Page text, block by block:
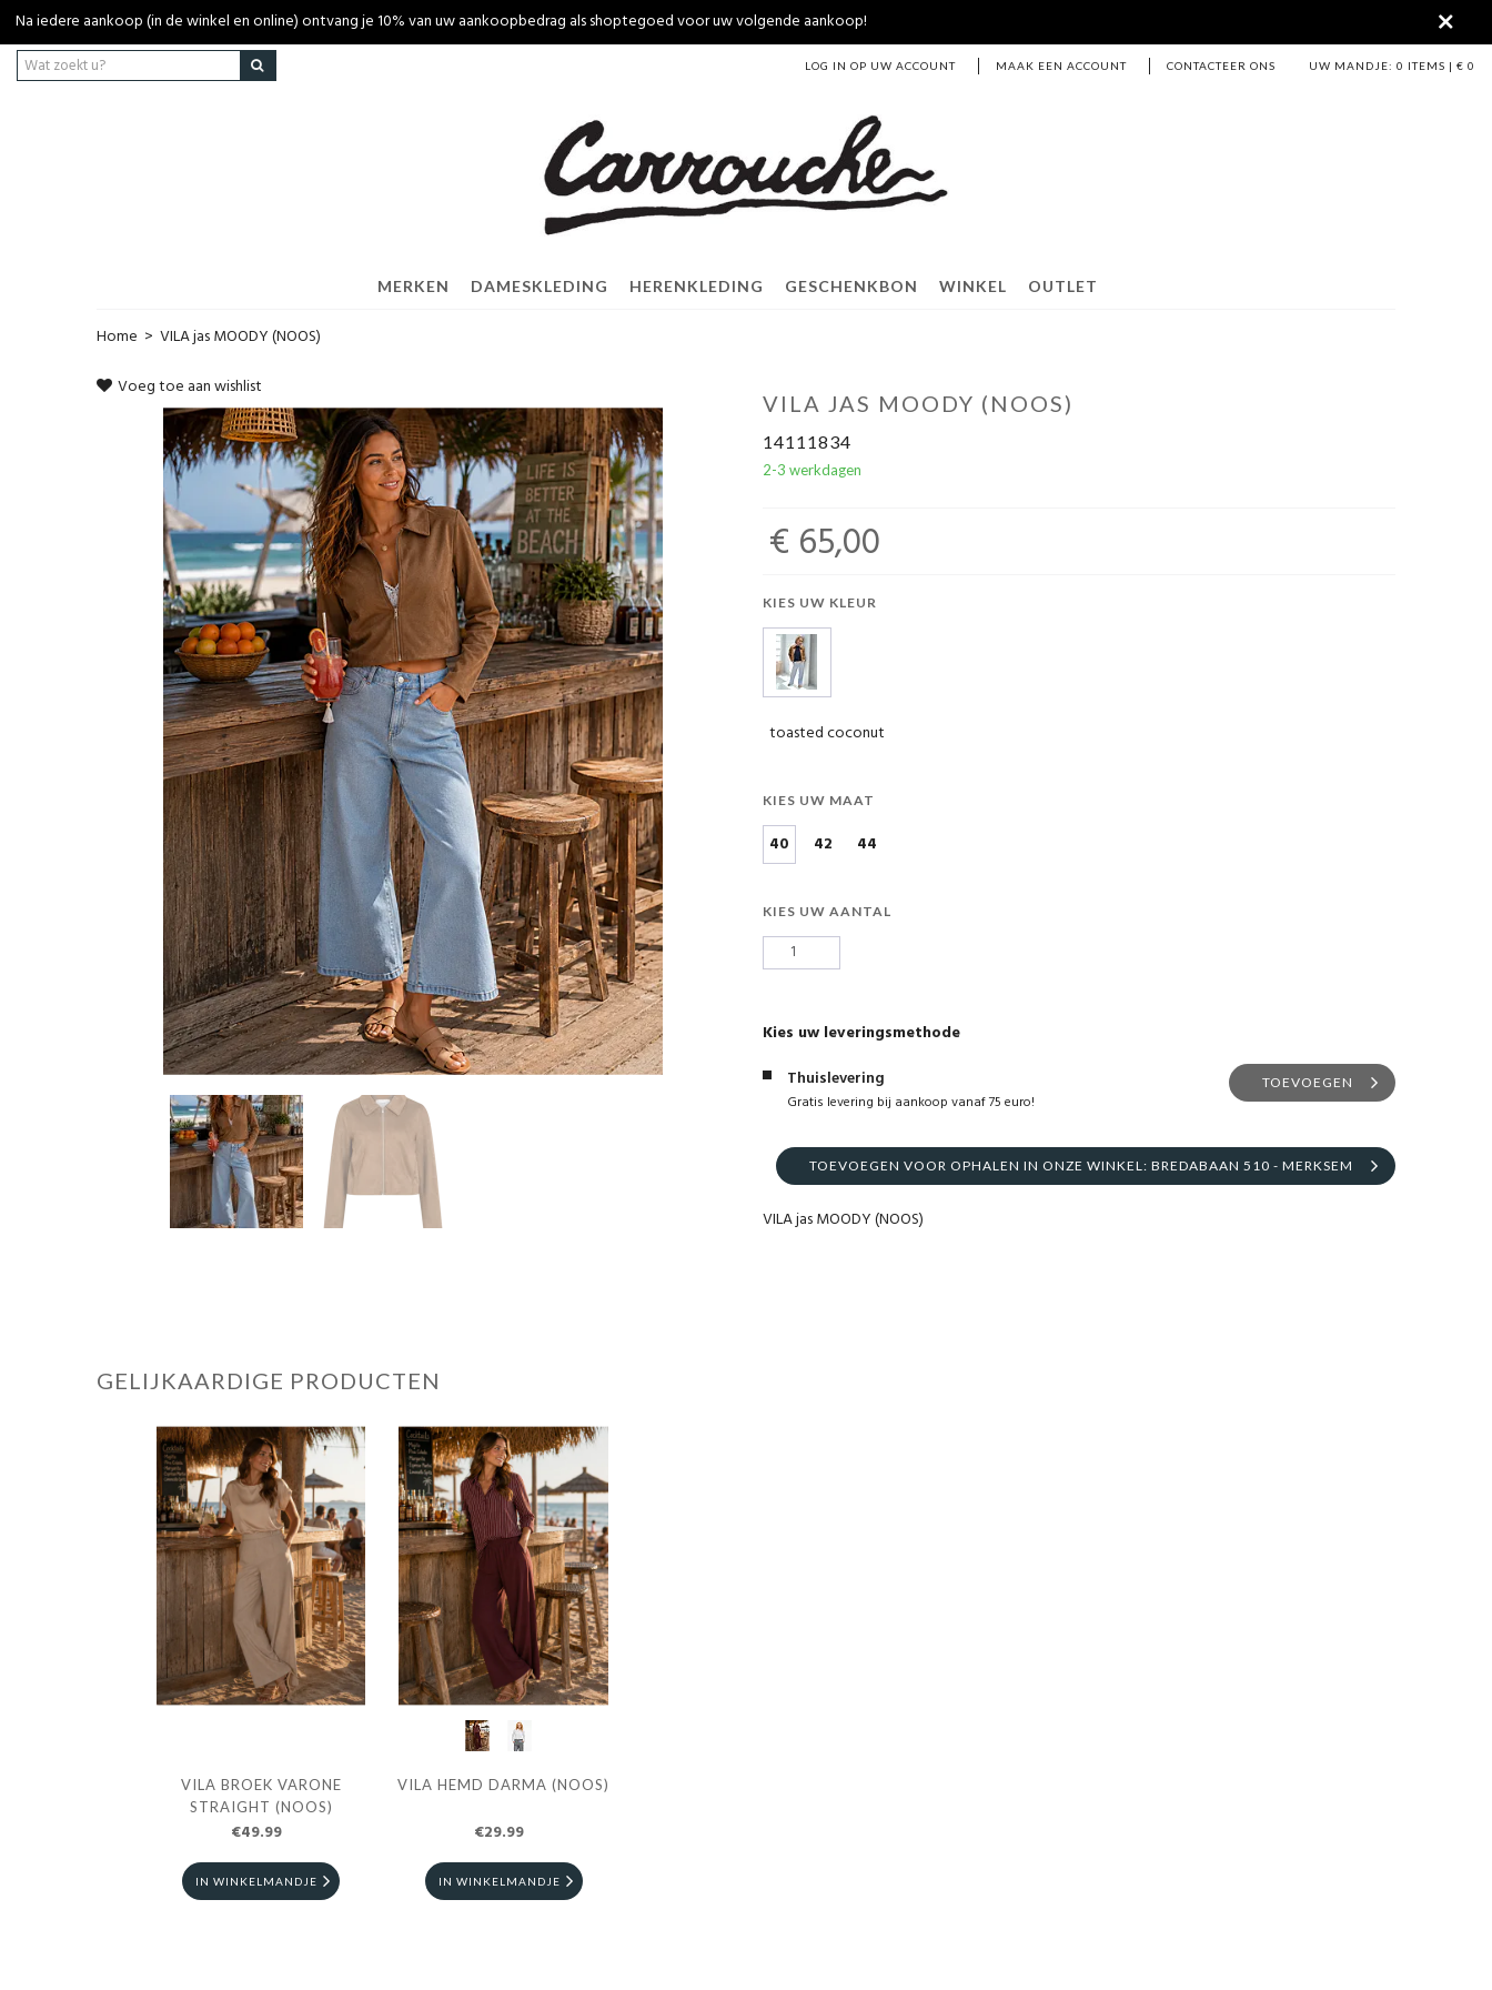
Na iedere aankoop (in de winkel en online) ontvang je 10% van uw aankoopbedrag als shoptegoed voor uw volgende aankoop!
UW MANDJE: 0 ITEMS | € 0
LOG IN OP UW ACCOUNT MAAK EEN ACCOUNT CONTACTEER ONS
MERKEN DAMESKLEDING HERENKLEDING GESCHENKBON WINKEL OUTLET
Home > VILA jas MOODY (NOOS)
Voeg toe aan wishlist
VILA JAS MOODY (NOOS)
14111834
2-3 werkdagen
€ 65,00
KIES UW KLEUR
toasted coconut
KIES UW MAAT
40 42 44
KIES UW AANTAL
Kies uw leveringsmethode
Thuislevering
Gratis levering bij aankoop vanaf 75 euro!
TOEVOEGEN
TOEVOEGEN VOOR OPHALEN IN ONZE WINKEL: BREDABAAN 510 - MERKSEM
VILA jas MOODY (NOOS)
GELIJKAARDIGE PRODUCTEN
VILA BROEK VARONE
STRAIGHT (NOOS)
€49.99
IN WINKELMANDJE
VILA HEMD DARMA (NOOS)
€29.99
IN WINKELMANDJE